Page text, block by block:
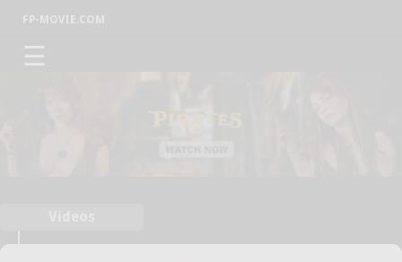
FP-MOVIE.COM
☰